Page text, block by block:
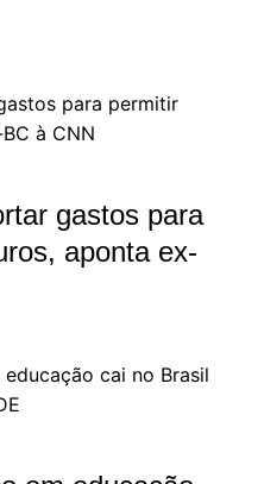
gastos para
aponta ex-